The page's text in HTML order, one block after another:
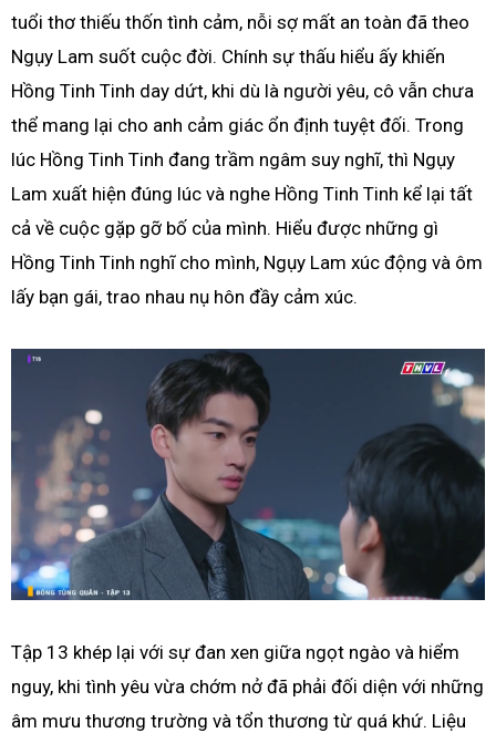
tuổi thơ thiếu thốn tình cảm, nỗi sợ mất an toàn đã theo
Ngụy Lam suốt cuộc đời. Chính sự thấu hiểu ấy khiến
Hồng Tinh Tinh day dứt, khi dù là người yêu, cô vẫn chưa
thể mang lại cho anh cảm giác ổn định tuyệt đối. Trong
lúc Hồng Tinh Tinh đang trầm ngâm suy nghĩ, thì Ngụy
Lam xuất hiện đúng lúc và nghe Hồng Tinh Tinh kể lại tất
cả về cuộc gặp gỡ bố của mình. Hiểu được những gì
Hồng Tinh Tinh nghĩ cho mình, Ngụy Lam xúc động và ôm
lấy bạn gái, trao nhau nụ hôn đầy cảm xúc.
Tập 13 khép lại với sự đan xen giữa ngọt ngào và hiểm
nguy, khi tình yêu vừa chớm nở đã phải đối diện với những
âm mưu thương trường và tổn thương từ quá khứ. Liệu